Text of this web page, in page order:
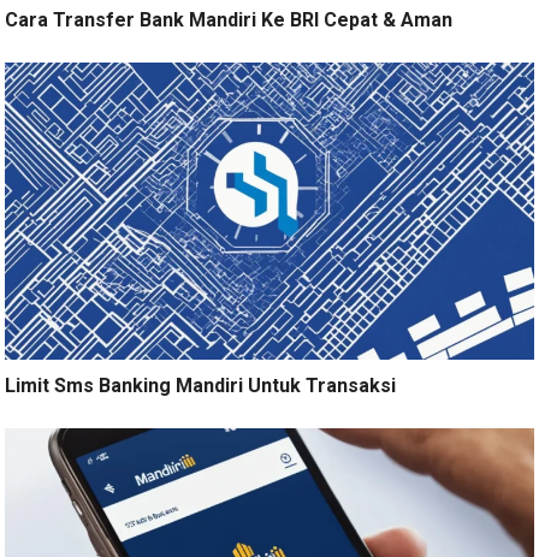
Cara Transfer Bank Mandiri Ke BRI Cepat & Aman
Limit Sms Banking Mandiri Untuk Transaksi